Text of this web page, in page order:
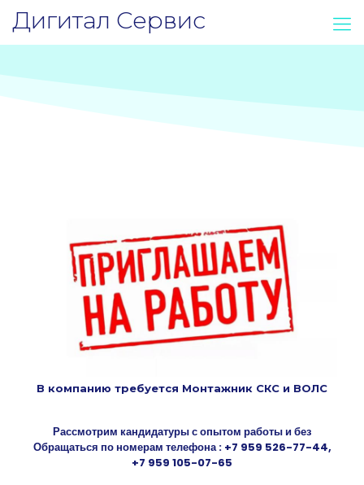
Дигитал Сервис
В компанию требуется Монтажник СКС и ВОЛС
Рассмотрим кандидатуры с опытом работы и без
Обращаться по номерам телефона : +7 959 526-77-44,
+7 959 105-07-65